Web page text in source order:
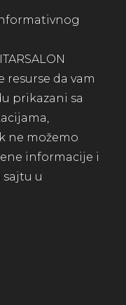
resurse da vam
prikazani sa
ne možemo
informacije i
u